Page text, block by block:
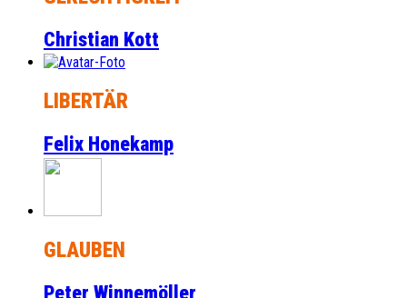
Christian Kott
LIBERTÄR
Felix Honekamp
GLAUBEN
Peter Winnemöller